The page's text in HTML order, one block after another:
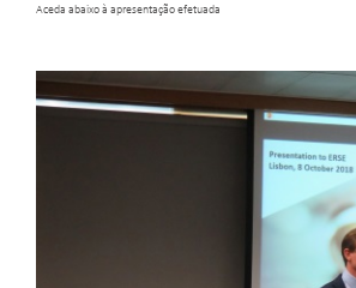
Aceda abaixo à apresentação efetuada